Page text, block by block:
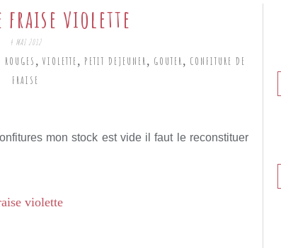
violette
4 MAI 2012
ROUGES , VIOLETTE, PETIT DEJEUNER, GOUTER, CONFITURE DE
FRAISE
mon stock est vide il faut le reconstituer